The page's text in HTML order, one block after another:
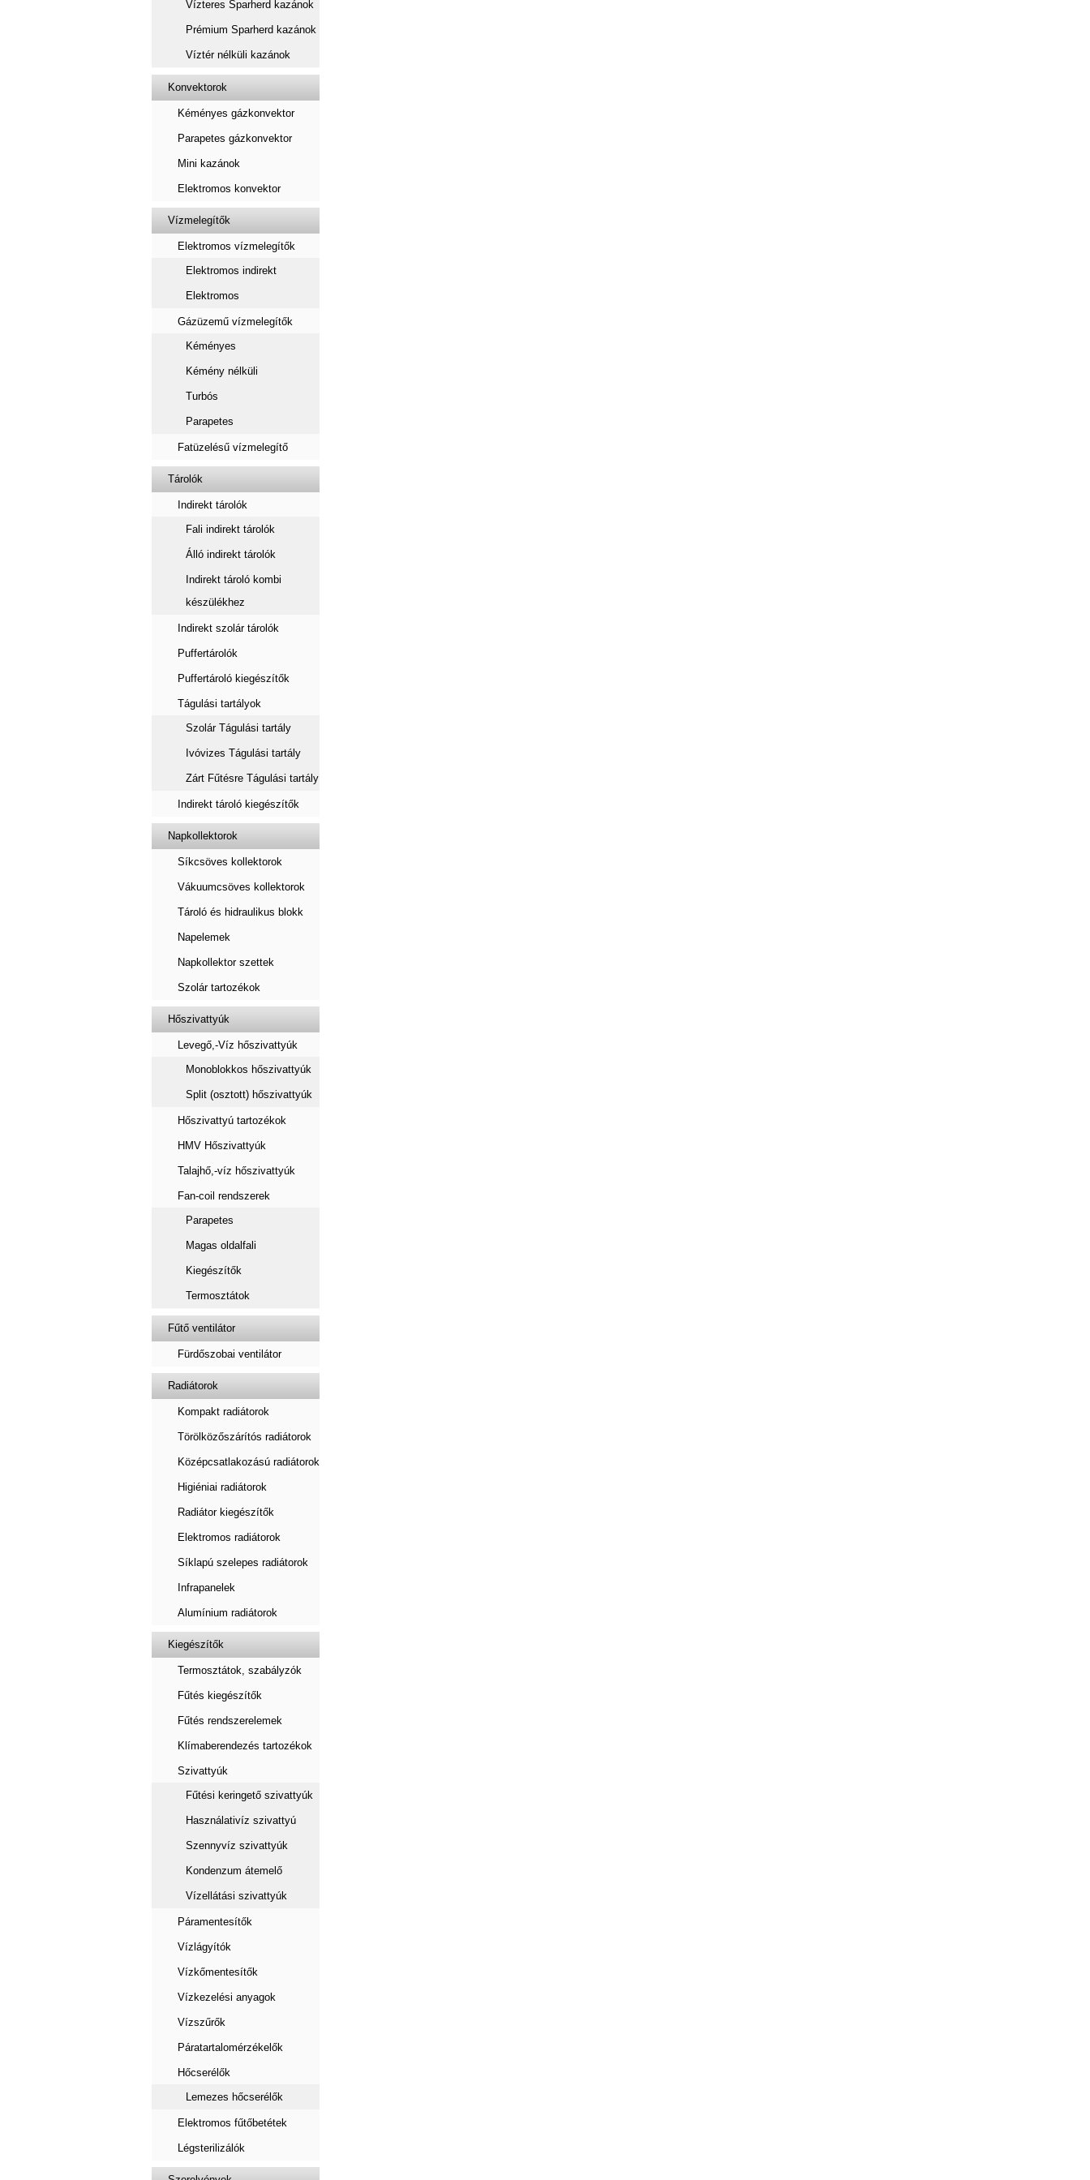
Vízteres Sparherd kazánok
Prémium Sparherd kazánok
Víztér nélküli kazánok
Konvektorok
Kéményes gázkonvektor
Parapetes gázkonvektor
Mini kazánok
Elektromos konvektor
Vízmelegítők
Elektromos vízmelegítők
Elektromos indirekt
Elektromos
Gázüzemű vízmelegítők
Kéményes
Kémény nélküli
Turbós
Parapetes
Fatüzelésű vízmelegítő
Tárolók
Indirekt tárolók
Fali indirekt tárolók
Álló indirekt tárolók
Indirekt tároló kombi
készülékhez
Indirekt szolár tárolók
Puffertárolók
Puffertároló kiegészítők
Tágulási tartályok
Szolár Tágulási tartály
Ivóvizes Tágulási tartály
Zárt Fűtésre Tágulási tartály
Indirekt tároló kiegészítők
Napkollektorok
Síkcsöves kollektorok
Vákuumcsöves kollektorok
Tároló és hidraulikus blokk
Napelemek
Napkollektor szettek
Szolár tartozékok
Hőszivattyúk
Levegő,-Víz hőszivattyúk
Monoblokkos hőszivattyúk
Split (osztott) hőszivattyúk
Hőszivattyú tartozékok
HMV Hőszivattyúk
Talajhő,-víz hőszivattyúk
Fan-coil rendszerek
Parapetes
Magas oldalfali
Kiegészítők
Termosztátok
Fűtő ventilátor
Fürdőszobai ventilátor
Radiátorok
Kompakt radiátorok
Törölközőszárítós radiátorok
Középcsatlakozású radiátorok
Higiéniai radiátorok
Radiátor kiegészítők
Elektromos radiátorok
Síklapú szelepes radiátorok
Infrapanelek
Alumínium radiátorok
Kiegészítők
Termosztátok, szabályzók
Fűtés kiegészítők
Fűtés rendszerelemek
Klímaberendezés tartozékok
Szivattyúk
Fűtési keringető szivattyúk
Használativíz szivattyú
Szennyvíz szivattyúk
Kondenzum átemelő
Vízellátási szivattyúk
Páramentesítők
Vízlágyítók
Vízkőmentesítők
Vízkezelési anyagok
Vízszűrők
Páratartalomérzékelők
Hőcserélők
Lemezes hőcserélők
Elektromos fűtőbetétek
Légsterilizálók